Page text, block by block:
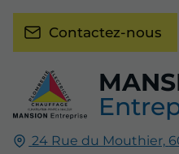
24 Rue du Mouthier,
Contactez-nous